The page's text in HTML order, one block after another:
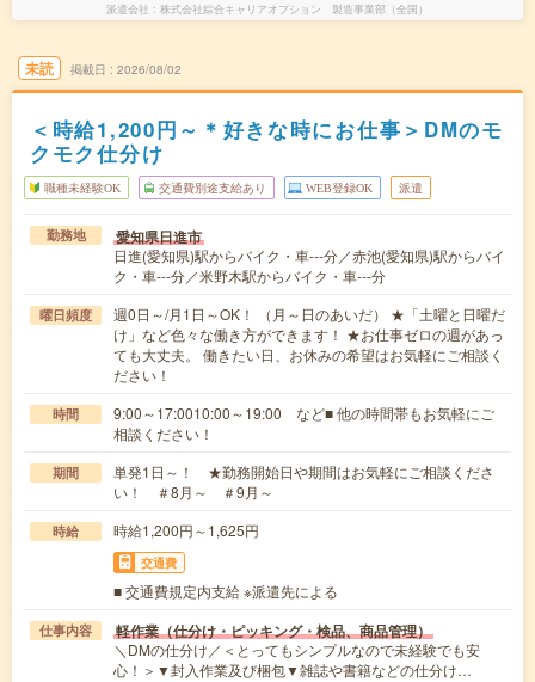
派遣会社 株式会社綜合キャリアオプション 製造事業部（全国）
未読 掲載日 2026/08/02
＜時給1,200円～＊好きな時にお仕事＞DMのモ
クモク仕分け
職種未経験OK 交通費別途支給あり WEB登録OK 派遣
勤務地 愛知県日進市
日進(愛知県)駅からバイク・車---分／赤池(愛知県)駅からバイ
ク・車---分／米野木駅からバイク・車---分
曜日頻度
週0日～/月1日～OK！ （月～日のあいだ） ★「土曜と日曜だ
け」など色々な働き方ができます！ ★お仕事ゼロの週があっ
ても大丈夫。 働きたい日、お休みの希望はお気軽にご相談く
ださい！
時間
9:00～17:0010:00～19:00 など■ 他の時間帯もお気軽にご
相談ください！
期間
単発1日～！ ★勤務開始日や期間はお気軽にご相談くださ
い！ ＃8月～ ＃9月～
時給 時給1,200円～1,625円
交通費
■ 交通費規定内支給 ※派遣先による
仕事内容 軽作業（仕分け・ピッキング・検品、商品管理）
＼DMの仕分け／＜とってもシンプルなので未経験でも安
心！＞▼封入作業及び梱包▼雑誌や書籍などの仕分け…